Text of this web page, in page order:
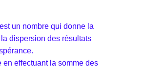
un nombre qui donne la
dispersion des résultats
en effectuant la somme des